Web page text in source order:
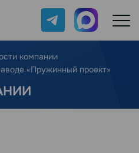
Telegram Max
компании
«Пружинный проект»